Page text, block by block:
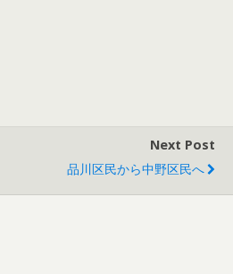
Next Post
品川区民から中野区民へ